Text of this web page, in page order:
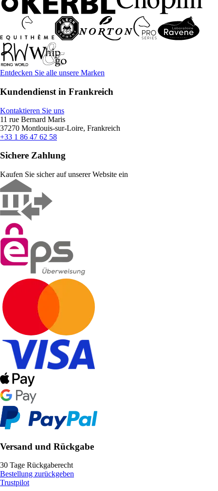
Entdecken Sie alle unsere Marken
Kundendienst in Frankreich
Kontaktieren Sie uns
11 rue Bernard Maris
37270 Montlouis-sur-Loire, Frankreich
+33 1 86 47 62 58
Sichere Zahlung
Kaufen Sie sicher auf unserer Website ein
Versand und Rückgabe
30 Tage Rückgaberecht
Bestellung zurückgeben
Trustpilot